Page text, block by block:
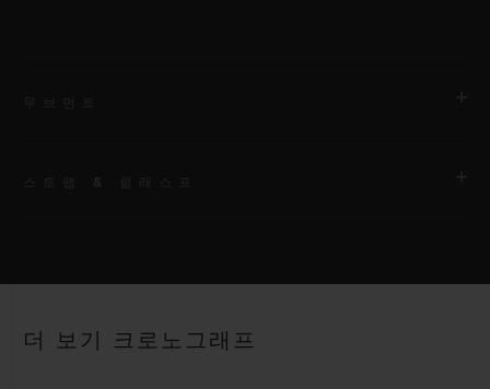
약 48시간
스트랩
더 보기 크로노그래프